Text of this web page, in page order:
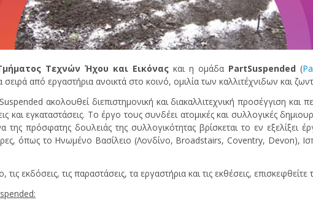
Τεχνών Ήχου και Εικόνας και η ομάδα PartSuspended (
από εργαστήρια ανοικτά στο κοινό, ομιλία των καλλιτέχνιδων και
ακολουθεί διεπιστημονική και διακαλλιτεχνική προσέγγιση και
και εγκαταστάσεις. Το έργο τους συνδέει ατομικές και συλλογικές
της πρόσφατης δουλειάς της συλλογικότητας βρίσκεται το εν εξελίξει
όπως το Ηνωμένο Βασίλειο (Λονδίνο, Broadstairs, Coventry, Devon),
εκδόσεις, τις παραστάσεις, τα εργαστήρια και τις εκθέσεις,
: